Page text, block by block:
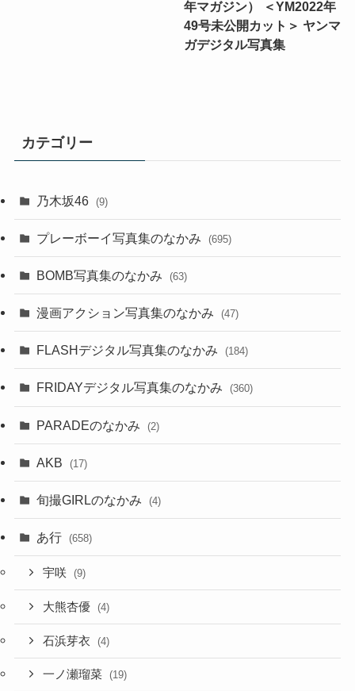
年マガジン） ＜YM2022年
49号未公開カット＞ ヤンマ
ガデジタル写真集
カテゴリー
乃木坂46 (9)
プレーボーイ写真集のなかみ (695)
BOMB写真集のなかみ (63)
漫画アクション写真集のなかみ (47)
FLASHデジタル写真集のなかみ (184)
FRIDAYデジタル写真集のなかみ (360)
PARADEのなかみ (2)
AKB (17)
旬撮GIRLのなかみ (4)
あ行 (658)
宇咲 (9)
大熊杏優 (4)
石浜芽衣 (4)
一ノ瀬瑠菜 (19)